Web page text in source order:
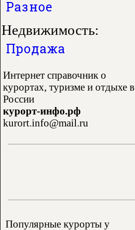
Разное
Недвижимость:
Продажа
Интернет справочник о
курортах, туризме и отдыхе в
России
курорт-инфо.рф
kurort.info@mail.ru
Популярные курорты у